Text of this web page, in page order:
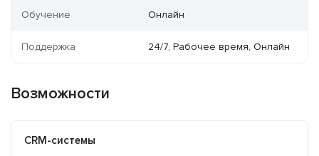
Обучение Онлайн
Поддержка 24/7, Рабочее время, Онлайн
Возможности
CRM-системы